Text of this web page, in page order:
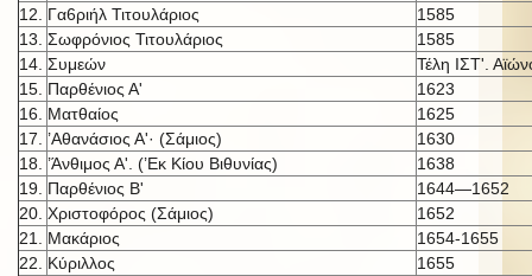
12.
Γα6ριήλ Τιτουλάριος
1585
13. Σωφρόνιος Τιτουλάριος
1585
14. Συμεών
Τέλη ΙΣΤ'.
15. Παρθένιος Α'
1623
16.
Ματθαίος
1625
17.
’Αθανάσιος Α'· (Σάμιος)
1630
18.
’Άνθιμος Α'. (’Εκ Κίου Βιθυνίας)
1638
19. Παρθένιος Β'
1644—1652
20. Χριστοφόρος (Σάμιος)
1652
21.
Μακάριος
1654-1655
22.
Κύριλλος
1655